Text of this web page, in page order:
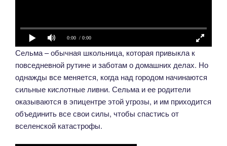
0:00 / 0:00
Сельма – обычная школьница, которая привыкла к
повседневной рутине и заботам о домашних делах. Но
однажды все меняется, когда над городом начинаются
сильные кислотные ливни. Сельма и ее родители
оказываются в эпицентре этой угрозы, и им приходится
объединить все свои силы, чтобы спастись от
вселенской катастрофы.